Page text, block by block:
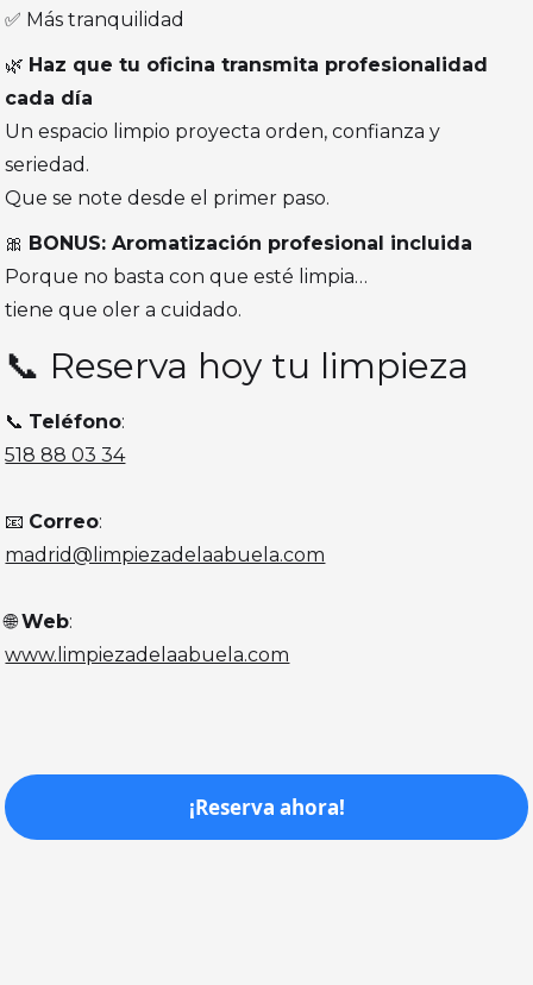
✅ Más tranquilidad
🌿 Haz que tu oficina transmita profesionalidad
cada día
Un espacio limpio proyecta orden, confianza y
seriedad.
Que se note desde el primer paso.
🎀 BONUS: Aromatización profesional incluida
Porque no basta con que esté limpia…
tiene que oler a cuidado.
📞 Reserva hoy tu limpieza
📞 Teléfono:
518 88 03 34
📧 Correo:
madrid@limpiezadelaabuela.com
🌐Web:
www.limpiezadelaabuela.com
¡Reserva ahora!